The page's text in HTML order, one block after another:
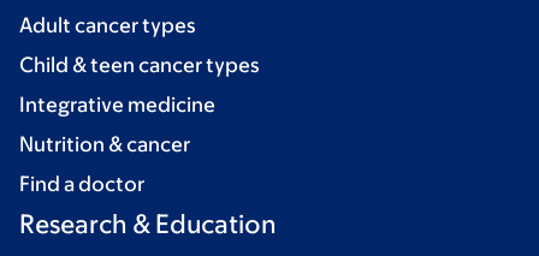
Adult cancer types
Child & teen cancer types
Integrative medicine
Nutrition & cancer
Find a doctor
Research & Education